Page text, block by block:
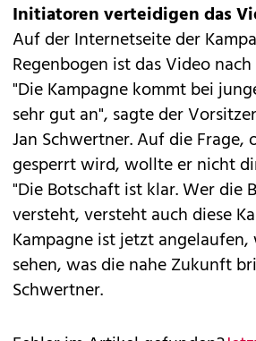
Initiatoren verteidigen das
Auf der Internetseite der
Regenbogen ist das Video
"Die Kampagne kommt bei
sehr gut an", sagte der
Jan Schwertner. Auf die Frage,
gesperrt wird, wollte er nicht
"Die Botschaft ist klar. Wer die
versteht, versteht auch diese
Kampagne ist jetzt
sehen, was die nahe Zukunft
Schwertner.